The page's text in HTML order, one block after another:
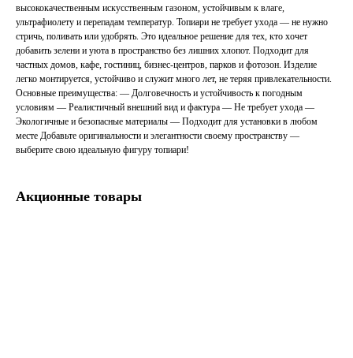
высококачественным искусственным газоном, устойчивым к влаге,
ультрафиолету и перепадам температур. Топиари не требует ухода — не нужно
стричь, поливать или удобрять. Это идеальное решение для тех, кто хочет
добавить зелени и уюта в пространство без лишних хлопот. Подходит для
частных домов, кафе, гостиниц, бизнес-центров, парков и фотозон. Изделие
легко монтируется, устойчиво и служит много лет, не теряя привлекательности.
Основные преимущества: — Долговечность и устойчивость к погодным
условиям — Реалистичный внешний вид и фактура — Не требует ухода —
Экологичные и безопасные материалы — Подходит для установки в любом
месте Добавьте оригинальности и элегантности своему пространству —
выберите свою идеальную фигуру топиари!
Акционные товары